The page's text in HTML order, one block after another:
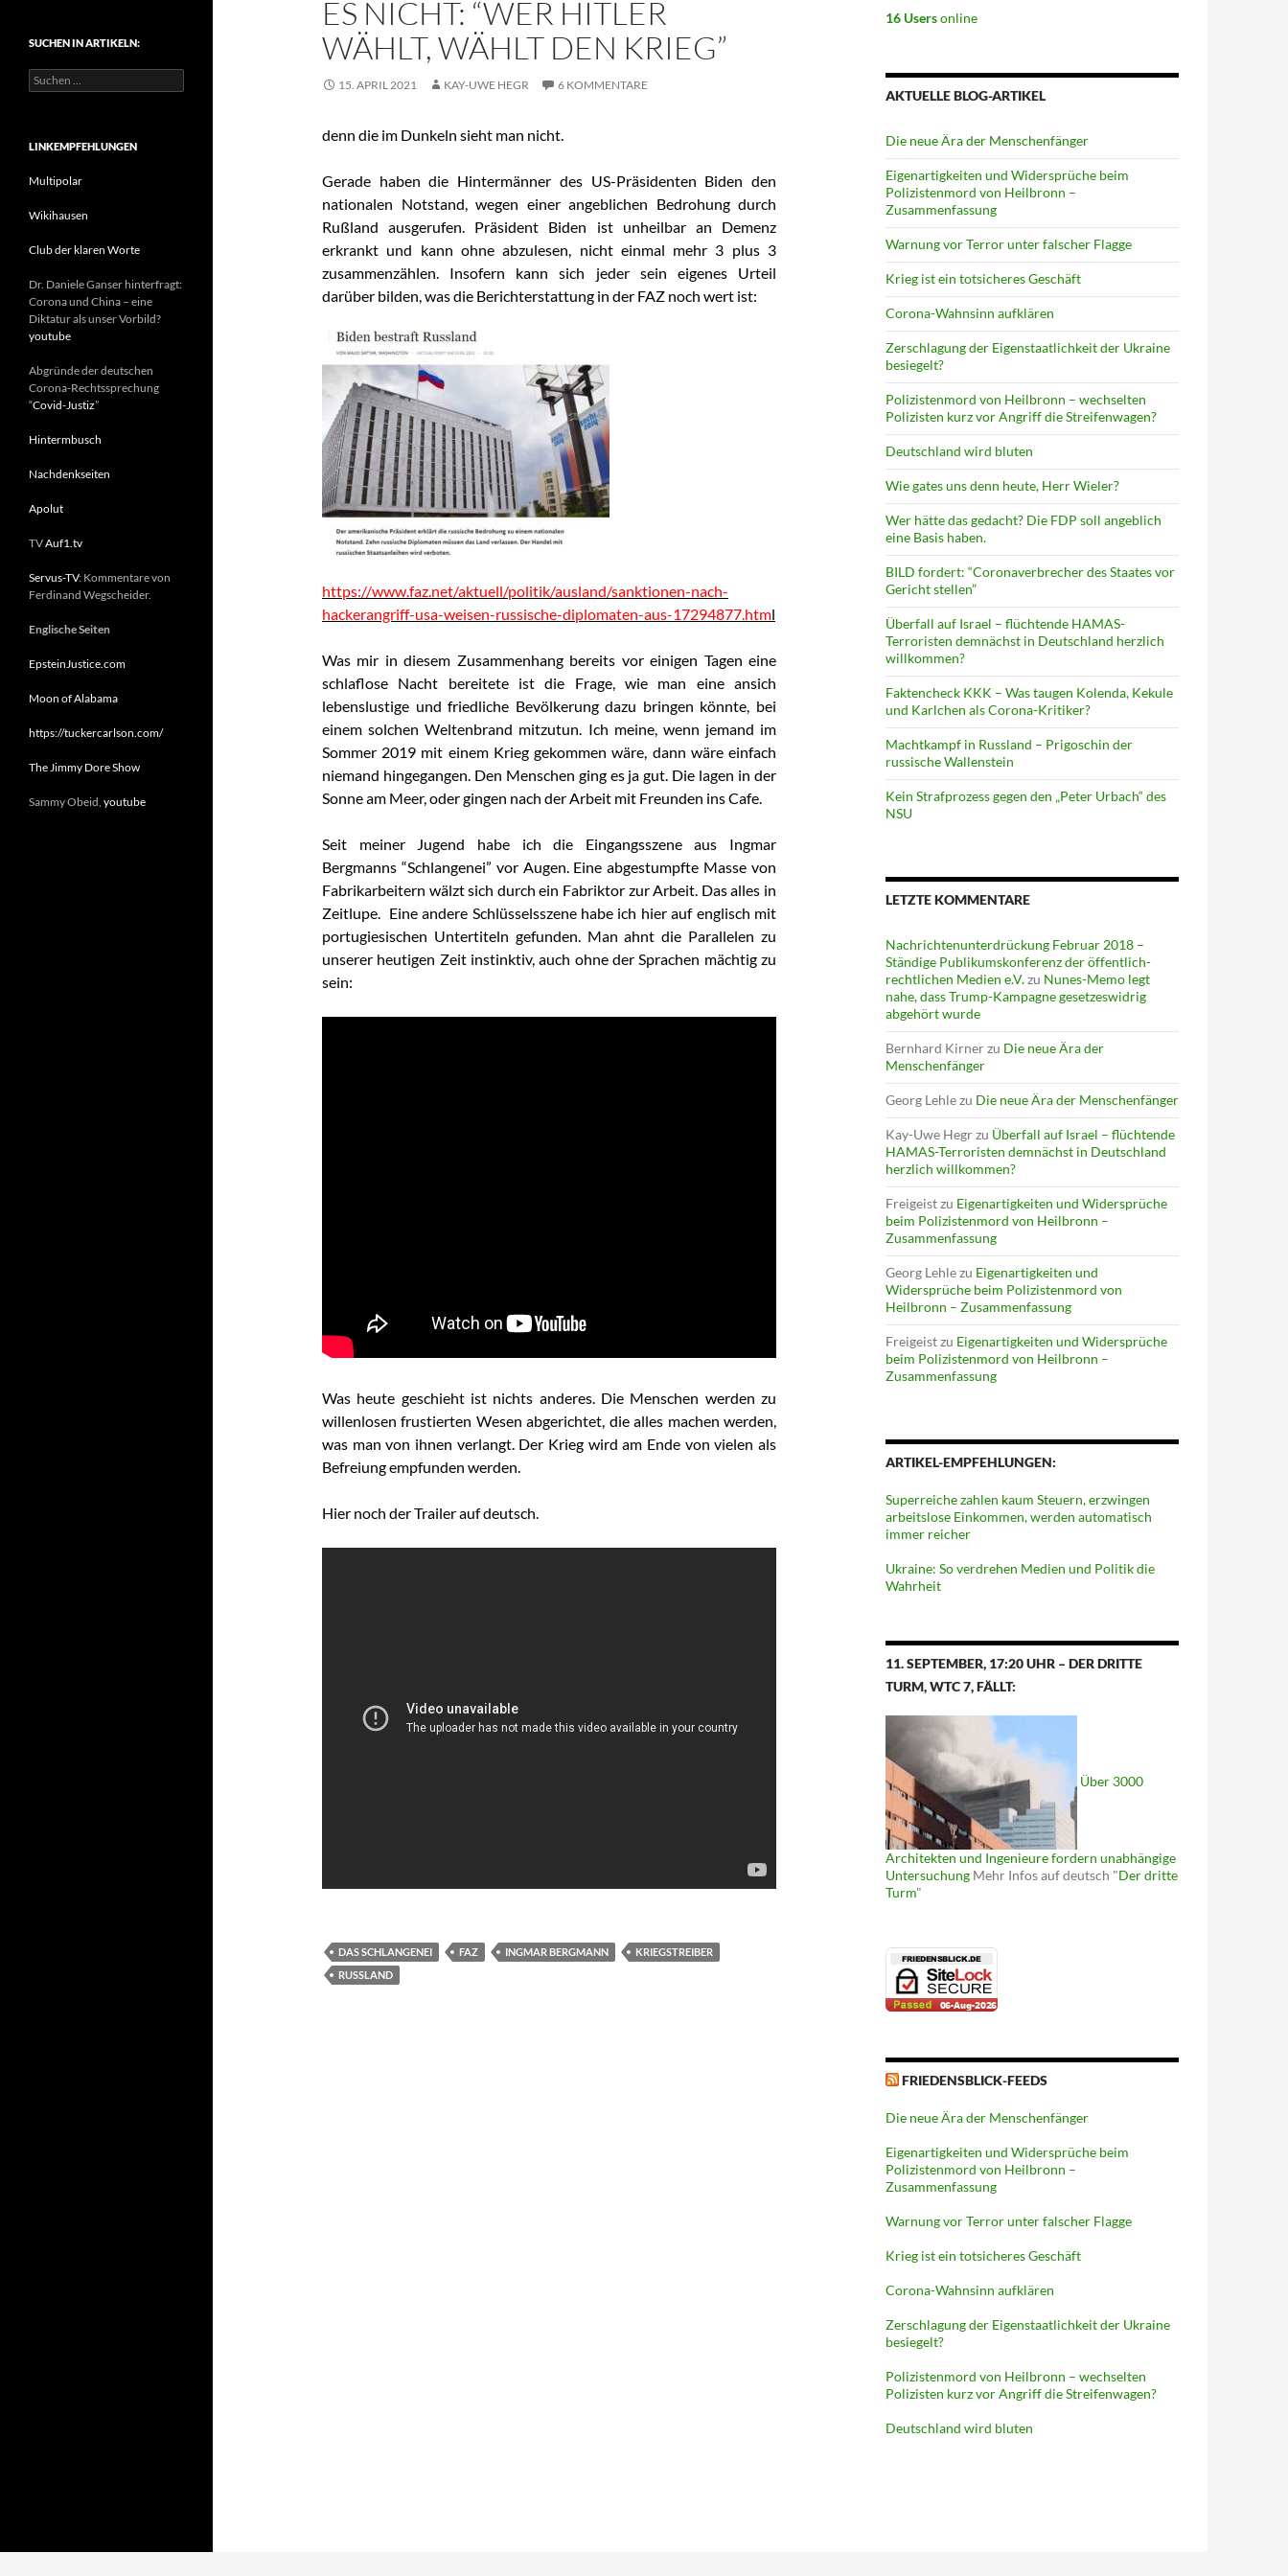
S NICHT: “WER HITLER W
ÄHLT, WÄHLT DEN KRIEG”
15. APRIL 2021 KAY-UWE HEGR 6 KOMMENTARE
denn die im Dunkeln sieht man nicht.
Gerade haben die Hintermänner des US-Präsidenten Biden den
nationalen Notstand, wegen einer angeblichen Bedrohung durch
Rußland ausgerufen. Präsident Biden ist unheilbar an Demenz
erkrankt und kann ohne abzulesen, nicht einmal mehr 3 plus 3
zusammenzählen. Insofern kann sich jeder sein eigenes Urteil
darüber bilden, was die Berichterstattung in der FAZ noch wert ist:
https://www.faz.net/aktuell/politik/ausland/sanktionen-nach-
hackerangriff-usa-weisen-russische-diplomaten-aus-17294877.html
Was mir in diesem Zusammenhang bereits vor einigen Tagen eine
schlaflose Nacht bereitete ist die Frage, wie man eine ansich
lebenslustige und friedliche Bevölkerung dazu bringen könnte, bei
einem solchen Weltenbrand mitzutun. Ich meine, wenn jemand im
Sommer 2019 mit einem Krieg gekommen wäre, dann wäre einfach
niemand hingegangen. Den Menschen ging es ja gut. Die lagen in der
Sonne am Meer, oder gingen nach der Arbeit mit Freunden ins Cafe.
Seit meiner Jugend habe ich die Eingangsszene aus Ingmar
Bergmanns “Schlangenei” vor Augen. Eine abgestumpfte Masse von
Fabrikarbeitern wälzt sich durch ein Fabriktor zur Arbeit. Das alles in
Zeitlupe. Eine andere Schlüsselsszene habe ich hier auf englisch mit
portugiesischen Untertiteln gefunden. Man ahnt die Parallelen zu
unserer heutigen Zeit instinktiv, auch ohne der Sprachen mächtig zu
sein:
Was heute geschieht ist nichts anderes. Die Menschen werden zu
willenlosen frustierten Wesen abgerichtet, die alles machen werden,
was man von ihnen verlangt. Der Krieg wird am Ende von vielen als
Befreiung empfunden werden.
Hier noch der Trailer auf deutsch.
DAS SCHLANGENEI FAZ INGMAR BERGMANN
KRIEGSTREIBER
RUSSLAND
16 Usersonline
AKTUELLE BLOG-ARTIKEL
Die neue Ära der Menschenfänger
Eigenartigkeiten und Widersprüche beim
Polizistenmord von Heilbronn –
Zusammenfassung
Warnung vor Terror unter falscher Flagge
Krieg ist ein totsicheres Geschäft
Corona-Wahnsinn aufklären
Zerschlagung der Eigenstaatlichkeit der Ukraine
besiegelt?
Polizistenmord von Heilbronn – wechselten
Polizisten kurz vor Angriff die Streifenwagen?
Deutschland wird bluten
Wie gates uns denn heute, Herr Wieler?
Wer hätte das gedacht? Die FDP soll angeblich
eine Basis haben.
BILD fordert: “Coronaverbrecher des Staates vor
Gericht stellen”
Überfall auf Israel – flüchtende HAMAS-
Terroristen demnächst in Deutschland herzlich
willkommen?
Faktencheck KKK – Was taugen Kolenda, Kekule
und Karlchen als Corona-Kritiker?
Machtkampf in Russland – Prigoschin der
russische Wallenstein
Kein Strafprozess gegen den „Peter Urbach“ des
NSU
LETZTE KOMMENTARE
Nachrichtenunterdrückung Februar 2018 –
Ständige Publikumskonferenz der öffentlich-
rechtlichen Medien e.V.zu Nunes-Memo legt
nahe, dass Trump-Kampagne gesetzeswidrig
abgehört wurde
Bernhard Kirnerzu Die neue Ära der
Menschenfänger
Georg Lehlezu Die neue Ära der Menschenfänger
Kay-Uwe Hegrzu Überfall auf Israel – flüchtende
HAMAS-Terroristen demnächst in Deutschland
herzlich willkommen?
Freigeistzu Eigenartigkeiten und Widersprüche
beim Polizistenmord von Heilbronn –
Zusammenfassung
Georg Lehlezu Eigenartigkeiten und
Widersprüche beim Polizistenmord von
Heilbronn – Zusammenfassung
Freigeistzu Eigenartigkeiten und Widersprüche
beim Polizistenmord von Heilbronn –
Zusammenfassung
ARTIKEL-EMPFEHLUNGEN:
Superreiche zahlen kaum Steuern, erzwingen
arbeitslose Einkommen, werden automatisch
immer reicher
Ukraine: So verdrehen Medien und Politik die
Wahrheit
11. SEPTEMBER, 17:20 UHR – DER DRITTE
TURM, WTC 7, FÄLLT:
Über 3000
Architekten und Ingenieure fordern unabhängige
Untersuchung Mehr Infos auf deutsch "Der dritte
Turm"
FRIEDENSBLICK-FEEDS
Die neue Ära der Menschenfänger
Eigenartigkeiten und Widersprüche beim
Polizistenmord von Heilbronn –
Zusammenfassung
Warnung vor Terror unter falscher Flagge
Krieg ist ein totsicheres Geschäft
Corona-Wahnsinn aufklären
Zerschlagung der Eigenstaatlichkeit der Ukraine
besiegelt?
Polizistenmord von Heilbronn – wechselten
Polizisten kurz vor Angriff die Streifenwagen?
Deutschland wird bluten
g
SUCHEN IN ARTIKELN:
S
u
e
n
c
:
LINKEMPFEHLUNGEN
Multipolar
Wikihausen
Club der klaren Worte
Dr. Daniele Ganser hinterfragt:
Corona und China – eine
Diktatur als unser Vorbild?
youtube
Abgründe der deutschen
Corona-Rechtssprechung
“Covid-Justiz”
Hintermbusch
Nachdenkseiten
Apolut
TVAuf1.tv
Servus-TV: Kommentare von
Ferdinand Wegscheider.
Englische Seiten
EpsteinJustice.com
Moon of Alabama
https://tuckercarlson.com/
The Jimmy Dore Show
Sammy Obeid, youtube